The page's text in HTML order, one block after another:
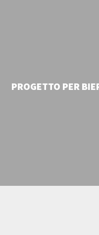
PROGETTO PER